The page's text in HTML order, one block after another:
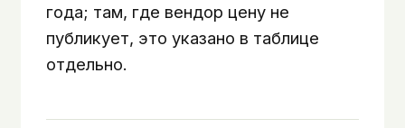
года; там, где вендор цену не
публикует, это указано в таблице
отдельно.